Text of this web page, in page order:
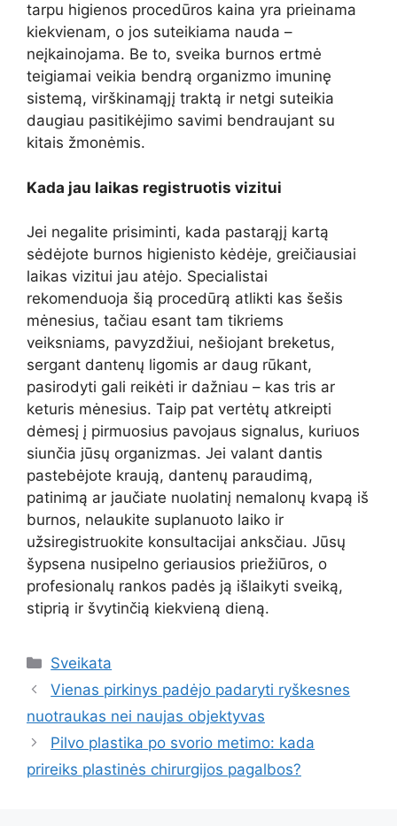
tarpu higienos procedūros kaina yra prieinama
kiekvienam, o jos suteikiama nauda –
neįkainojama. Be to, sveika burnos ertmė
teigiamai veikia bendrą organizmo imuninę
sistemą, virškinamąjį traktą ir netgi suteikia
daugiau pasitikėjimo savimi bendraujant su
kitais žmonėmis.
Kada jau laikas registruotis vizitui
Jei negalite prisiminti, kada pastarąjį kartą
sėdėjote burnos higienisto kėdėje, greičiausiai
laikas vizitui jau atėjo. Specialistai
rekomenduoja šią procedūrą atlikti kas šešis
mėnesius, tačiau esant tam tikriems
veiksniams, pavyzdžiui, nešiojant breketus,
sergant dantenų ligomis ar daug rūkant,
pasirodyti gali reikėti ir dažniau – kas tris ar
keturis mėnesius. Taip pat vertėtų atkreipti
dėmesį į pirmuosius pavojaus signalus, kuriuos
siunčia jūsų organizmas. Jei valant dantis
pastebėjote kraują, dantenų paraudimą,
patinimą ar jaučiate nuolatinį nemalonų kvapą iš
burnos, nelaukite suplanuoto laiko ir
užsiregistruokite konsultacijai anksčiau. Jūsų
šypsena nusipelno geriausios priežiūros, o
profesionalų rankos padės ją išlaikyti sveiką,
stiprią ir švytinčią kiekvieną dieną.
Kategorijos
Sveikata
Vienas pirkinys padėjo padaryti ryškesnes
nuotraukas nei naujas objektyvas
Pilvo plastika po svorio metimo: kada
prireiks plastinės chirurgijos pagalbos?